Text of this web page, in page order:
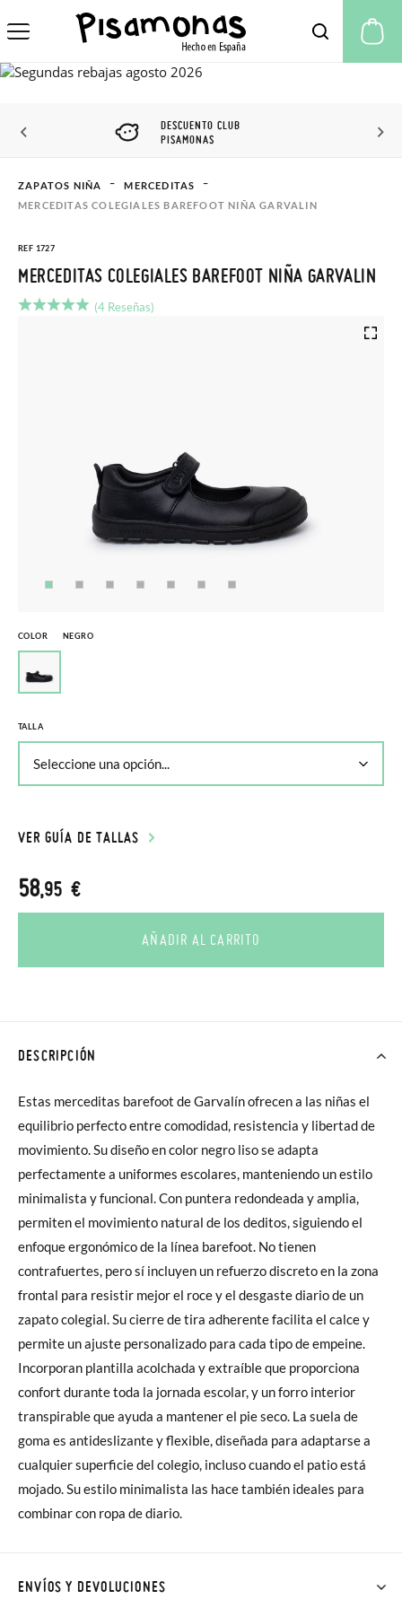
DESCUENTO CLUB
PISAMONAS
ZAPATOS NIÑA
MERCEDITAS
MERCEDITAS COLEGIALES BAREFOOT NIÑA GARVALIN
REF 1727
MERCEDITAS COLEGIALES BAREFOOT NIÑA GARVALIN
(4 Reseñas)
COLOR NEGRO
TALLA
VER GUÍA DE TALLAS
58,95 €
AÑADIR AL CARRITO
DESCRIPCIÓN
Estas merceditas barefoot de Garvalín ofrecen a las niñas el
equilibrio perfecto entre comodidad, resistencia y libertad de
movimiento. Su diseño en color negro liso se adapta
perfectamente a uniformes escolares, manteniendo un estilo
minimalista y funcional. Con puntera redondeada y amplia,
permiten el movimiento natural de los deditos, siguiendo el
enfoque ergonómico de la línea barefoot. No tienen
contrafuertes, pero sí incluyen un refuerzo discreto en la zona
frontal para resistir mejor el roce y el desgaste diario de un
zapato colegial. Su cierre de tira adherente facilita el calce y
permite un ajuste personalizado para cada tipo de empeine.
Incorporan plantilla acolchada y extraíble que proporciona
confort durante toda la jornada escolar, y un forro interior
transpirable que ayuda a mantener el pie seco. La suela de
goma es antideslizante y flexible, diseñada para adaptarse a
cualquier superficie del colegio, incluso cuando el patio está
mojado. Su estilo minimalista las hace también ideales para
combinar con ropa de diario.
ENVÍOS Y DEVOLUCIONES